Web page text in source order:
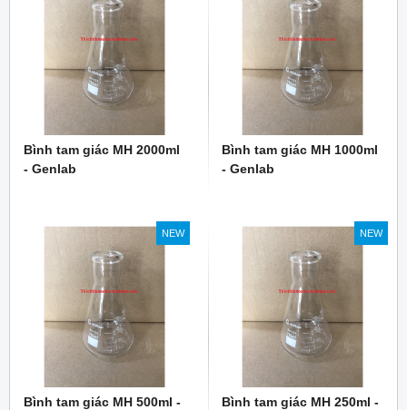
Bình tam giác MH 2000ml
- Genlab
Bình tam giác MH 1000ml
- Genlab
NEW
Bình tam giác MH 500ml -
NEW
Bình tam giác MH 250ml -